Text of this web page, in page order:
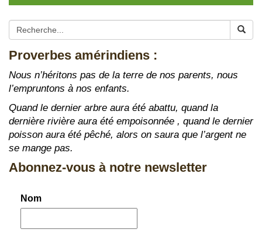
Proverbes amérindiens :
Nous n’héritons pas de la terre de nos parents, nous
l’empruntons à nos enfants.
Quand le dernier arbre aura été abattu, quand la
dernière rivière aura été empoisonnée , quand le dernier
poisson aura été pêché, alors on saura que l’argent ne
se mange pas.
Abonnez-vous à notre newsletter
Nom